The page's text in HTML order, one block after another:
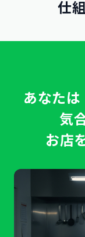
仕
あなた
気
お店